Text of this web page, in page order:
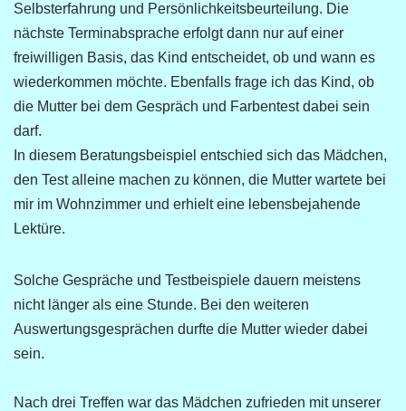
Selbsterfahrung und Persönlichkeitsbeurteilung. Die
nächste Terminabsprache erfolgt dann nur auf einer
freiwilligen Basis, das Kind entscheidet, ob und wann es
wiederkommen möchte. Ebenfalls frage ich das Kind, ob
die Mutter bei dem Gespräch und Farbentest dabei sein
darf.
In diesem Beratungsbeispiel entschied sich das Mädchen,
den Test alleine machen zu können, die Mutter wartete bei
mir im Wohnzimmer und erhielt eine lebensbejahende
Lektüre.
Solche Gespräche und Testbeispiele dauern meistens
nicht länger als eine Stunde. Bei den weiteren
Auswertungsgesprächen durfte die Mutter wieder dabei
sein.
Nach drei Treffen war das Mädchen zufrieden mit unserer